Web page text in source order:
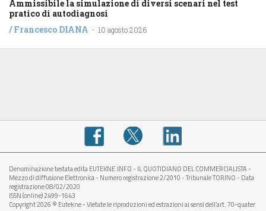
Ammissibile la simulazione di diversi scenari nel test
pratico di autodiagnosi
/Francesco DIANA - 10 agosto 2026
Denominazione testata edita EUTEKNE.INFO - IL QUOTIDIANO DEL COMMERCIALISTA -
Mezzo di diffusione Elettronica - Numero registrazione 2/2010 - Tribunale TORINO - Data
registrazione 08/02/2020
ISSN (online) 2499-1643
Copyright 2026 © Eutekne - Vietate le riproduzioni ed estrazioni ai sensi dell’art. 70-quater